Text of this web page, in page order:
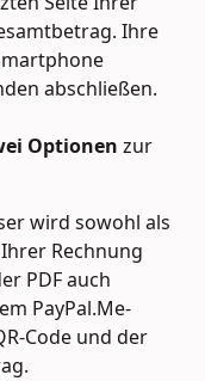
Ihre
abschließen.
Optionen zur
wird sowohl als
Rechnung
PDF auch
PayPal.Me-
Code und der